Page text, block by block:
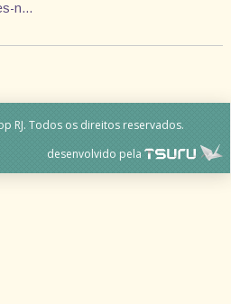
n…
RJ. Todos os direitos reservados.
desenvolvido pela